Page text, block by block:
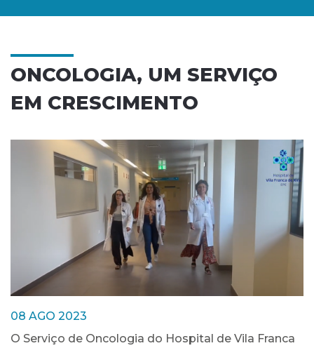
ONCOLOGIA, UM SERVIÇO
EM CRESCIMENTO
08 AGO 2023
O Serviço de Oncologia do Hospital de Vila Franca